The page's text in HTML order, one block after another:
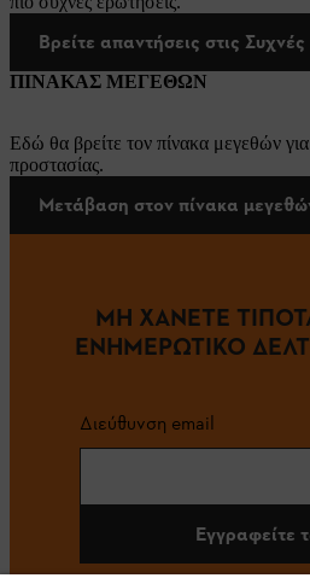
Βρείτε απαντήσεις στις
ΠΙΝΑΚΑΣ ΜΕΓΕΘΩΝ
Εδώ θα βρείτε τον πίνακα μεγεθών
προστασίας.
Μετάβαση στον πίνακα
ΜΗ ΧΑΝΕΤΕ
ΕΝΗΜΕΡΩΤΙΚΟ
Διεύθυνση email
Εγγραφείτε